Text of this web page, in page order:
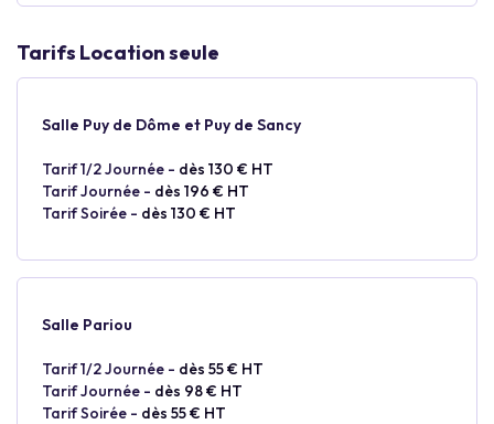
Tarifs Location seule
Salle Puy de Dôme et Puy de Sancy
Tarif 1/2 Journée - dès 130 € HT
Tarif Journée - dès 196 € HT
Tarif Soirée - dès 130 € HT
Salle Pariou
Tarif 1/2 Journée - dès 55 € HT
Tarif Journée - dès 98 € HT
Tarif Soirée - dès 55 € HT